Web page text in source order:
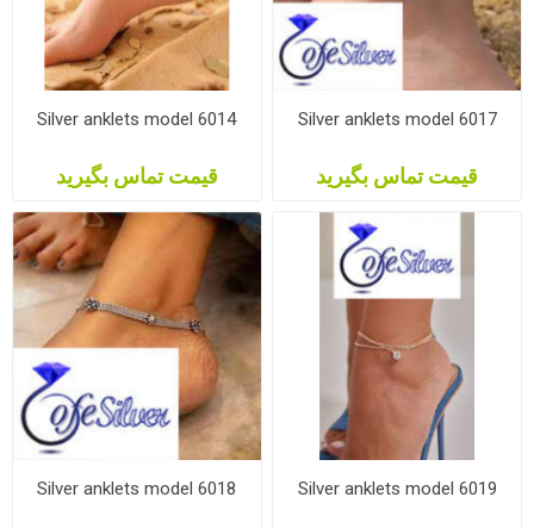
Silver anklets model 6014
قیمت تماس بگیرید
Silver anklets model 6017
قیمت تماس بگیرید
Silver anklets model 6018 Silver anklets model 6019